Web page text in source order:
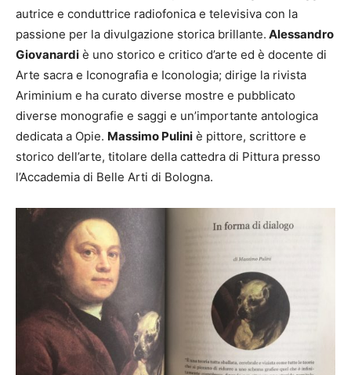
autrice e conduttrice radiofonica e televisiva con la
passione per la divulgazione storica brillante. Alessandro
Giovanardi è uno storico e critico d’arte ed è docente di
Arte sacra e Iconografia e Iconologia; dirige la rivista
Ariminium e ha curato diverse mostre e pubblicato
diverse monografie e saggi e un’importante antologica
dedicata a Opie. Massimo Pulini è pittore, scrittore e
storico dell’arte, titolare della cattedra di Pittura presso
l’Accademia di Belle Arti di Bologna.